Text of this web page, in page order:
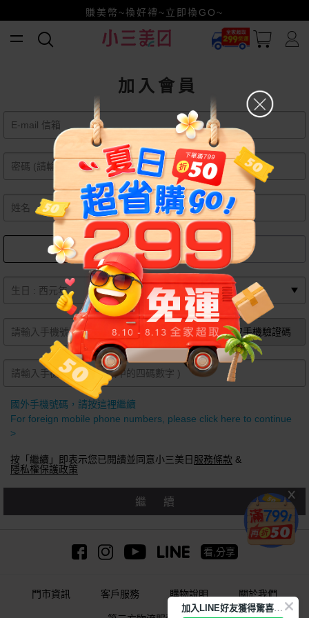
賺美幣~換好禮~立即換GO~
加入會員
女
月 日
獲取手機驗證碼
國外手機號碼，請按這裡繼續
For foreign mobile phone numbers, please click here to continue
>
按「繼續」即表示您已閱讀並同意小三美日 服務條款 &
隱私權保護政策
繼續
看,分享
購物說明
客戶服務 關於我們
門市資訊
加
入LINE好友獲得驚喜折扣!